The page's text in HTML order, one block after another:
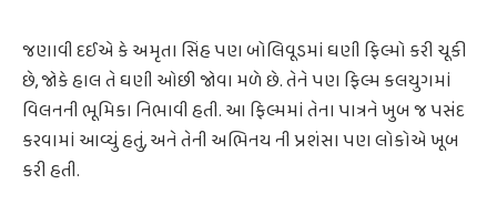
જણાવી દઈએ કે અમૃતા સિંહ પણ બોલિવૂડમાં ઘણી ફિલ્મો કરી ચૂકી
છે, જોકે હાલ તે ઘણી ઓછી જોવા મળે છે. તેને પણ ફિલ્મ કલયુગમાં
વિલનની ભૂમિકા નિભાવી હતી. આ ફિલ્મમાં તેના પાત્રને ખુબ જ પસંદ
કરવામાં આવ્યું હતું, અને તેની અભિનય ની પ્રશંસા પણ લોકોએ ખૂબ
કરી હતી.